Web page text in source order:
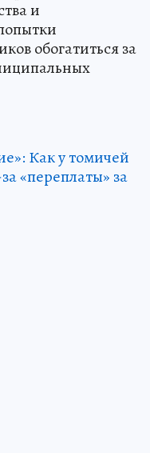
и
обогатиться за
Как у томичей
«переплаты» за